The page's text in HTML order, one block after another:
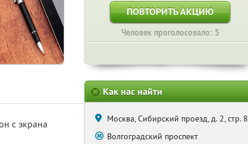
ПОВТОРИТЬ АКЦИЮ
Человек проголосовало: 5
с экрана
Как нас найти
Москва, Сибирский проезд, д. 2, стр. 8
Волгоградский проспект